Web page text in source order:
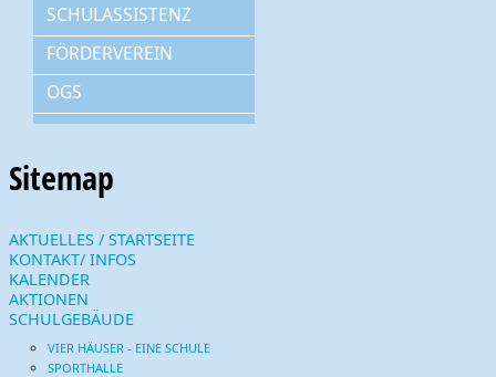
SCHULASSISTENZ
FÖRDERVEREIN
OGS
Sitemap
AKTUELLES / STARTSEITE
KONTAKT/ INFOS
KALENDER
AKTIONEN
SCHULGEBÄUDE
VIER HÄUSER - EINE SCHULE
SPORTHALLE